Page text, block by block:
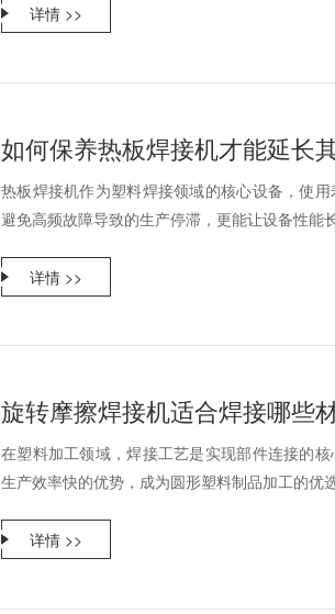
详情 >>
如何保养热板焊接机才能延长
热板焊接机作为塑料焊接领域的核心设备，使
避免高频故障导致的生产停滞，更能让设备性能
详情 >>
旋转摩擦焊接机适合焊接哪些
在塑料加工领域，焊接工艺是实现部件连接的
生产效率快的优势，成为圆形塑料制品加工的优
详情 >>